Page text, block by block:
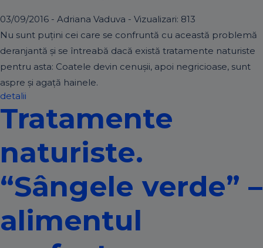
03/09/2016 - Adriana Vaduva - Vizualizari: 813
Nu sunt puțini cei care se confruntă cu această problemă
deranjantă și se întreabă dacă există tratamente naturiste
pentru asta: Coatele devin cenușii, apoi negricioase, sunt
aspre și agață hainele.
detalii
Tratamente
naturiste.
“Sângele verde” –
alimentul